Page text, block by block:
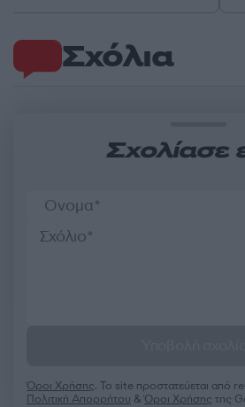
Σχόλια
Σχολίασε
Όροι Χρήσης. Το site προστατεύεται από
Πολιτική Απορρήτου &Όροι Χρήσης της